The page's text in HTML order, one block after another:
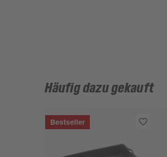
Häufig dazu gekauft
Bestseller